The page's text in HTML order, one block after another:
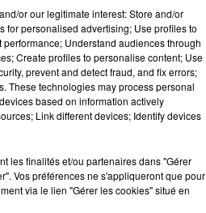
inspirée du roman
qui n'a pas
liberté.Atteinte de
Cependant, cette
or our legitimate interest: Store and/or
for personalised advertising; Use profiles to
Understand audiences through
Create profiles to personalise content; Use
prevent and detect fraud, and fix errors;
These technologies may process personal
based on information actively
Link different devices; Identify devices
les finalités et/ou partenaires dans "Gérer
Vos préférences ne s'appliqueront que pour
via le lien "Gérer les cookies" situé en